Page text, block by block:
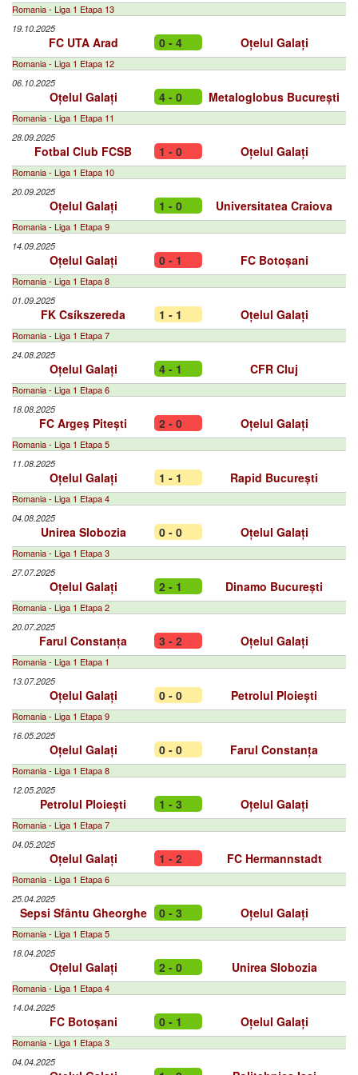
Romania - Liga 1 Etapa 13
19.10.2025
FC UTA Arad 0 - 4 Oțelul Galați
Romania - Liga 1 Etapa 12
06.10.2025
Oțelul Galați 4 - 0 Metaloglobus București
Romania - Liga 1 Etapa 11
28.09.2025
Fotbal Club FCSB 1 - 0 Oțelul Galați
Romania - Liga 1 Etapa 10
20.09.2025
Oțelul Galați 1 - 0 Universitatea Craiova
Romania - Liga 1 Etapa 9
14.09.2025
Oțelul Galați 0 - 1 FC Botoșani
Romania - Liga 1 Etapa 8
01.09.2025
FK Csíkszereda 1 - 1 Oțelul Galați
Romania - Liga 1 Etapa 7
24.08.2025
Oțelul Galați 4 - 1 CFR Cluj
Romania - Liga 1 Etapa 6
18.08.2025
FC Argeș Pitești 2 - 0 Oțelul Galați
Romania - Liga 1 Etapa 5
11.08.2025
Oțelul Galați 1 - 1 Rapid București
Romania - Liga 1 Etapa 4
04.08.2025
Unirea Slobozia 0 - 0 Oțelul Galați
Romania - Liga 1 Etapa 3
27.07.2025
Oțelul Galați 2 - 1 Dinamo București
Romania - Liga 1 Etapa 2
20.07.2025
Farul Constanța 3 - 2 Oțelul Galați
Romania - Liga 1 Etapa 1
13.07.2025
Oțelul Galați 0 - 0 Petrolul Ploiești
Romania - Liga 1 Etapa 9
16.05.2025
Oțelul Galați 0 - 0 Farul Constanța
Romania - Liga 1 Etapa 8
12.05.2025
Petrolul Ploiești 1 - 3 Oțelul Galați
Romania - Liga 1 Etapa 7
04.05.2025
Oțelul Galați 1 - 2 FC Hermannstadt
Romania - Liga 1 Etapa 6
25.04.2025
Sepsi Sfântu Gheorghe 0 - 3 Oțelul Galați
Romania - Liga 1 Etapa 5
18.04.2025
Oțelul Galați 2 - 0 Unirea Slobozia
Romania - Liga 1 Etapa 4
14.04.2025
FC Botoșani 0 - 1 Oțelul Galați
Romania - Liga 1 Etapa 3
04.04.2025